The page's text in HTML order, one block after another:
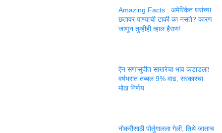
Amazing Facts : अमेरिकेत घरांच्या
छतावर पाण्याची टाकी का नसते? कारण
जाणून तुम्हीही व्हाल हैराण!
ऐन सणासुदीत साखरेचा भाव कडाडला!
वर्षभरात तब्बल 9% वाढ, सरकारचा
मोठा निर्णय
नोकरीसाठी पोर्तुगालला गेली, तिथे जाताच